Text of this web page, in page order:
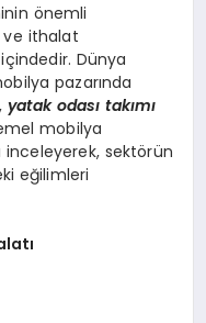
önemli
ve ithalat
Dünya
pazarında
,yatak odası takımı
mobilya
inceleyerek, sektörün
eğilimleri